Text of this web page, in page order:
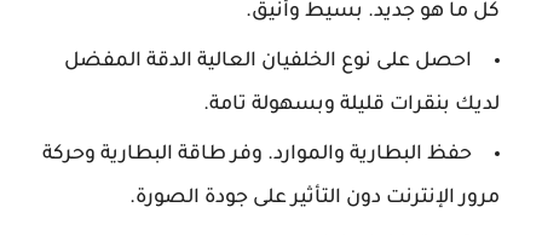
كل ما هو جديد. بسيط وأنيق.
احصل على نوع الخلفيان العالية الدقة المفضل
لديك بنقرات قليلة وبسهولة تامة.
حفظ البطارية والموارد. وفر طاقة البطارية وحركة
مرور الإنترنت دون التأثير على جودة الصورة.